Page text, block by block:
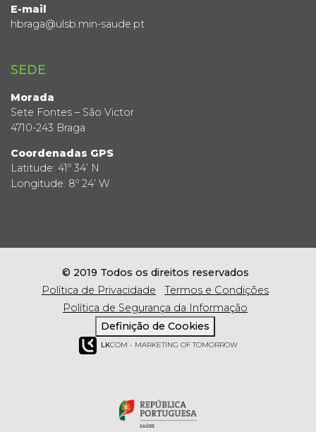
E-mail
hbraga@ulsb.min-saude.pt
SEDE
Morada
Sete Fontes – São Victor
4710-243 Braga
Coordenadas GPS
Latitude: 41º 34’ N
Longitude: 8º 24’ W
© 2019 Todos os direitos reservados
Política de Privacidade
Termos e Condições
Política de Segurança da Informação
Definição de Cookies
LKCOM - MARKETING OF TOMORROW